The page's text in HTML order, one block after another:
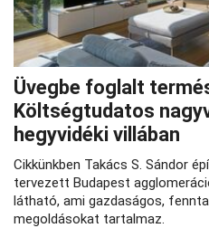
Üvegbe foglalt
Költségtudatos
hegyvidéki villában
Cikkünkben Takács S. Sándor
tervezett Budapest
látható, ami gazdaságos,
megoldásokat tartalmaz.